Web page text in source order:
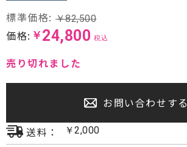
プロジェクター・スクリーン
サウンドバー・アンプ内蔵型スピーカー
標準価格: ￥82,500
価格: ￥ 24,800 税込
売り切れました
お問い合わせする
送料：
￥2,000